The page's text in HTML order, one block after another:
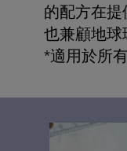
的配方在提
也兼顧地球
*適用於所有